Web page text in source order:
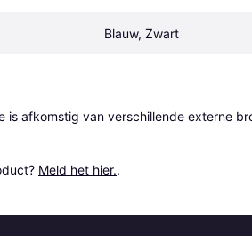
Blauw, Zwart
is afkomstig van verschillende externe
Meld het hier..